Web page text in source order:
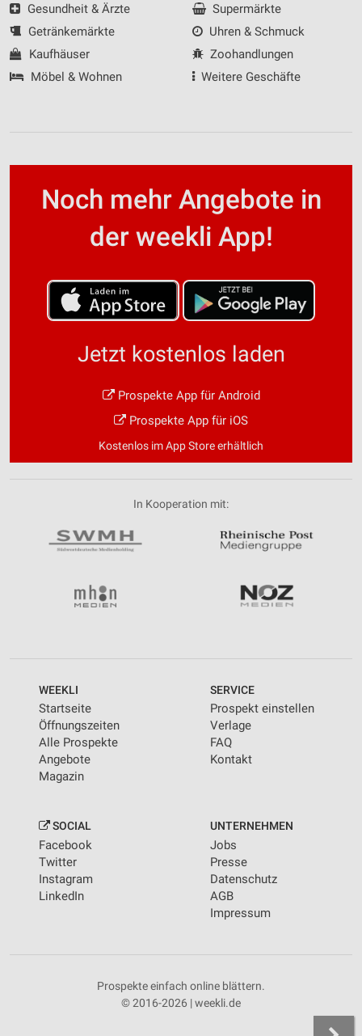
Gesundheit & Ärzte
Getränkemärkte
Kaufhäuser
Möbel & Wohnen
Supermärkte
Uhren & Schmuck
Zoohandlungen
Weitere Geschäfte
Noch mehr Angebote in
der weekli App!
Jetzt kostenlos laden
Prospekte App für Android
Prospekte App für iOS
Kostenlos im App Store erhältlich
In Kooperation mit:
WEEKLI
Startseite
Öffnungszeiten
Alle Prospekte
Angebote
Magazin
SERVICE
Prospekt einstellen
Verlage
FAQ
Kontakt
SOCIAL
Facebook
Twitter
Instagram
LinkedIn
UNTERNEHMEN
Jobs
Presse
Datenschutz
AGB
Impressum
Prospekte einfach online blättern.
© 2016-2026 | weekli.de